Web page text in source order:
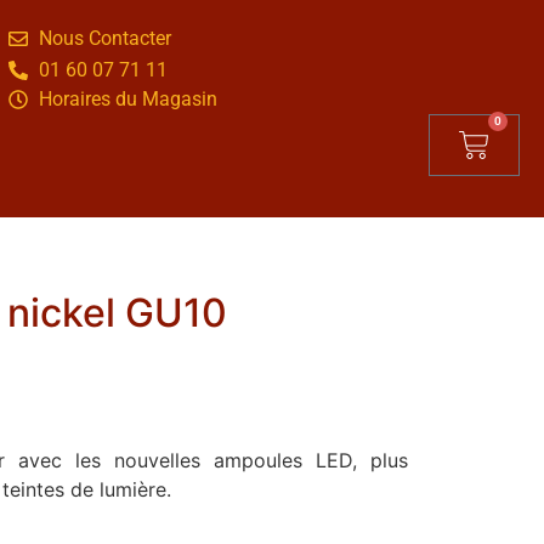
Nous Contacter
01 60 07 71 11
Horaires du Magasin
0
GU10
les nouvelles ampoules LED, plus
de lumière.